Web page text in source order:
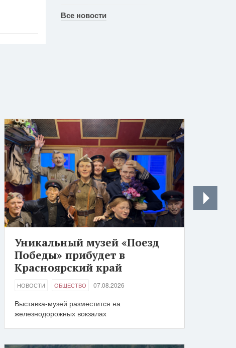
Все новости
Уникальный музей «Поезд
Победы» прибудет в
Красноярский край
НОВОСТИ ОБЩЕСТВО 07.08.2026
Выставка-музей разместится на
железнодорожных вокзалах